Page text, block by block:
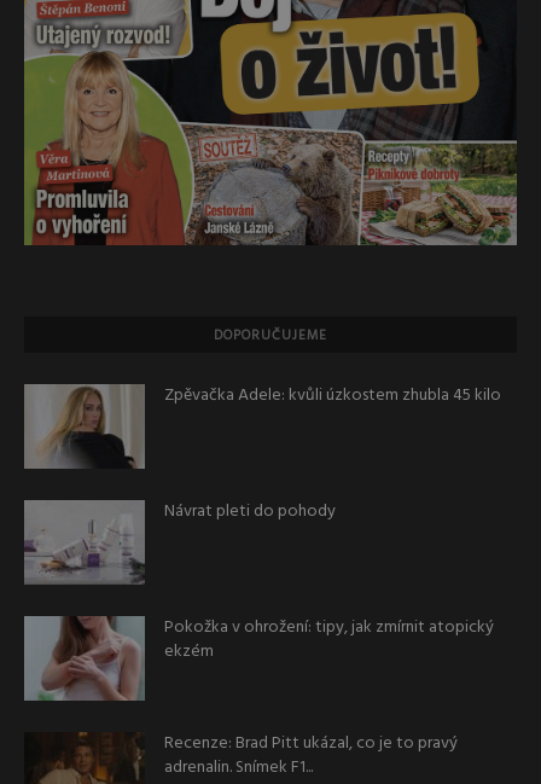
DOPORUČUJEME
Zpěvačka Adele: kvůli úzkostem zhubla 45 kilo
Návrat pleti do pohody
Pokožka v ohrožení: tipy, jak zmírnit atopický
ekzém
Recenze: Brad Pitt ukázal, co je to pravý
adrenalin. Snímek F1...